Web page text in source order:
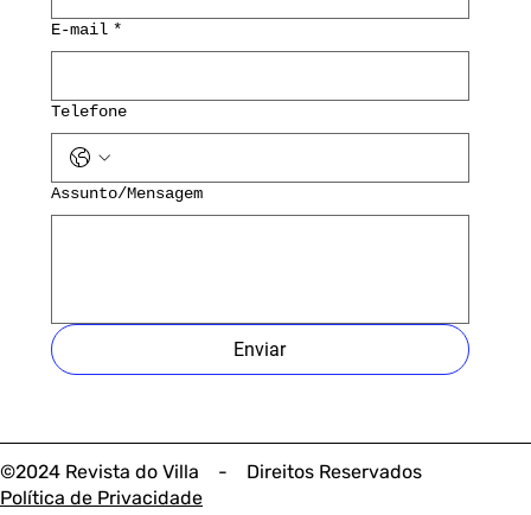
©2024 Revista do Villa - Direitos Reservados
Política de Privacidade
E-mail *
Telefone
Assunto/Mensagem
Enviar